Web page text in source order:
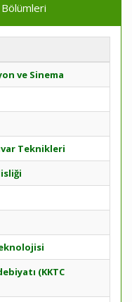
ve Sinema
Teknikleri
(KKTC